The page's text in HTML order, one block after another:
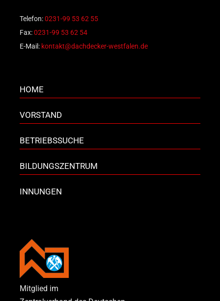
Telefon:0231-99 53 62 55
Fax:0231-99 53 62 54
E-Mail: kontakt@dachdecker-westfalen.de
HOME
VORSTAND
BETRIEBSSUCHE
BILDUNGSZENTRUM
INNUNGEN
Mitglied im